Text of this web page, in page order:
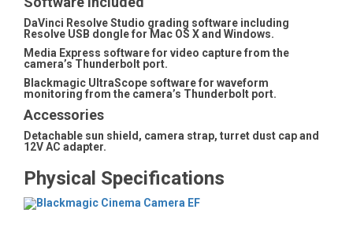
DaVinci Resolve Studio grading software including
Resolve USB dongle for Mac OS X and Windows.
Media Express software for video capture from the
camera’s Thunderbolt port.
Blackmagic UltraScope software for waveform
monitoring from the camera’s Thunderbolt port.
Accessories
Detachable sun shield, camera strap, turret dust cap and
12V AC adapter.
Physical Specifications